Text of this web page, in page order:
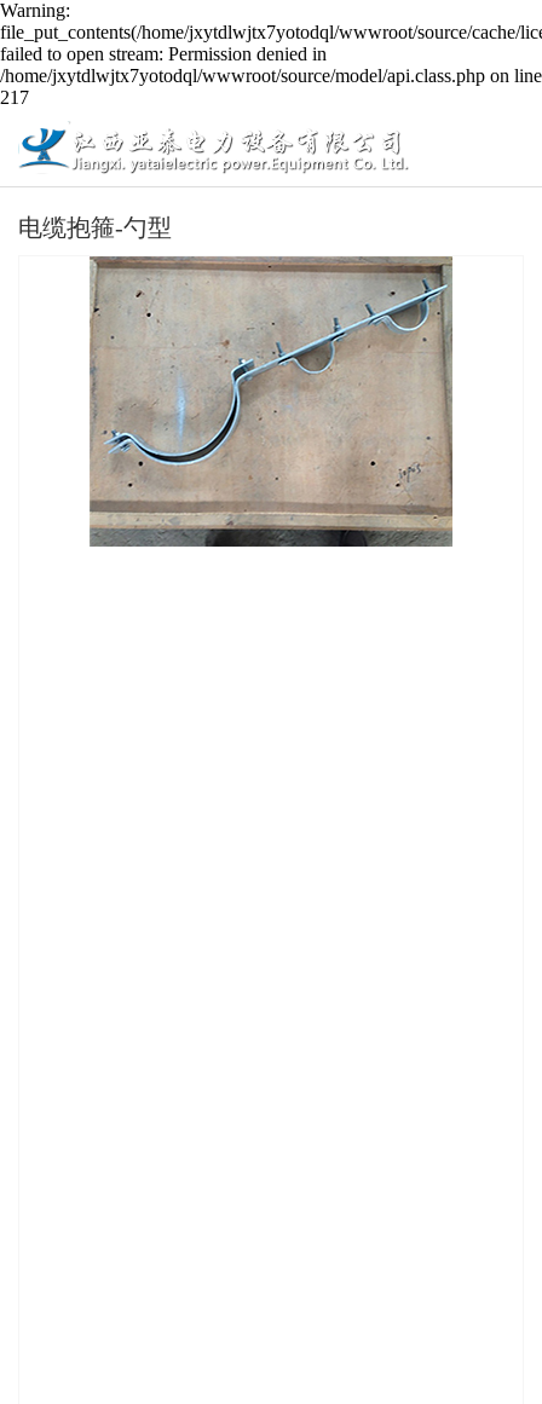
Warning:
file_put_contents(/home/jxytdlwjtx7yotodql/wwwroot/source/cache/
failed to open stream: Permission denied in
/home/jxytdlwjtx7yotodql/wwwroot/source/model/api.class.php on line
217
电缆抱箍-勺型